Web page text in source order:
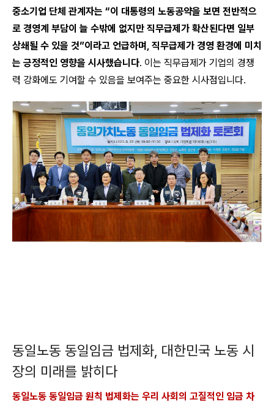
중소기업 단체 관계자는 “이 대통령의 노동공약을 보면 전반적으
로 경영계 부담이 늘 수밖에 없지만 직무급제가 확산된다면 일부
상쇄될 수 있을 것”이라고 언급하며, 직무급제가 경영 환경에 미치
는 긍정적인 영향을 시사했습니다. 이는 직무급제가 기업의 경쟁
력 강화에도 기여할 수 있음을 보여주는 중요한 시사점입니다.
동일노동 동일임금 법제화, 대한민국 노동 시
장의 미래를 밝히다
동일노동 동일임금 원칙 법제화는 우리 사회의 고질적인 임금 차